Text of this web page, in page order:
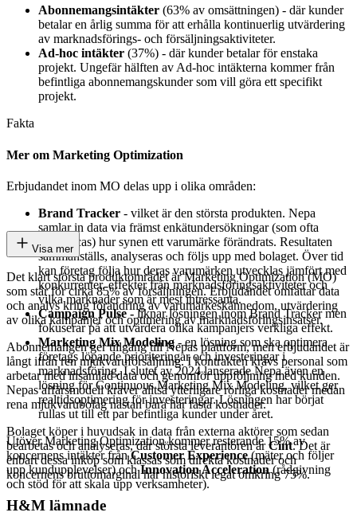
Abonnemangsintäkter (63% av omsättningen) - där kunder
betalar en årlig summa för att erhålla kontinuerlig utvärdering
av marknadsförings- och försäljningsaktiviteter.
Ad-hoc intäkter (37%) - där kunder betalar för enstaka
projekt. Ungefär hälften av Ad-hoc intäkterna kommer från
befintliga abonnemangskunder som vill göra ett specifikt
projekt.
Fakta
Mer om Marketing Optimization
Erbjudandet inom MO delas upp i olika områden:
Brand Tracker - vilket är den största produkten. Nepa
samlar in data via främst enkätundersökningar (som ofta
outsourcas) hur synen ett varumärke förändrats. Resultaten
sammanställs, analyseras och följs upp med bolaget. Över tid
kan företag följa hur deras varumärken utvecklas jämfört med
konkurrenter, effekter från marknadsföringsaktiviteter och
vilka marknader som är mest intressanta.
Campaign Pulse -liknar lösningen inom Brand Tracker men
fokuserar på att utvärdera olika kampanjers verkliga effekt.
Marketing Mix Modeling- en lösning som ska optimera
företags löpande prioriteringar och investeringar i
marknadsföring. I slutet av 2024 lanserade Nepa även en
lösning för Continuous Marketing Mix Modeling, vilket ger
realtidsoptimering för investeringar. Lösningen har börjat
rullas ut till ett par befintliga kunder under året.
Utöver Marketing Optimization kommer resterande 15% av
koncernens intäkter frånCustomer Experience(mäter och följer
upp kundupplevelser) ochInnovation Acceleration(rådgivning
och stöd för att skala upp verksamheter).
Visa mer
Det klart största produktområdet är Marketing Optimization (MO)
som står för cirka 85% av försäljningen. Erbjudandet omfattar data
och analys kring förändring av varumärkeskännedom, utvärdering
av olika kampanjer och optimering av marknadsföringsinsatser.
Abonnemangen ger tillgång till Nepas plattform, men erbjudandet är
långt ifrån ren mjukvaruförsäljning. I kontrakten krävs personal som
arbetar med insamlad data och genomför uppföljning med kunden.
Nepas affärsmodell kräver alltså ytterligare rörliga kostnader medan
rena mjukvarubolag nästan bara har fasta kostnader.
Bolaget köper i huvudsak in data från externa aktörer som sedan
bearbetas och analyseras, där största leverantören ärCint. Det är
enbart dessa inköp som klassas som direkta kostnader och
koncernens bruttomarginal har historiskt legat omkring 75%.
H&M lämnade